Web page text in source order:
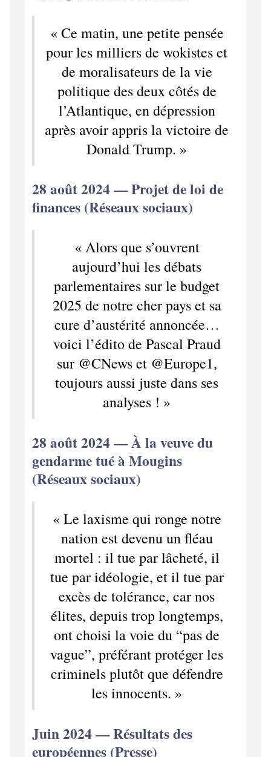
« Ce matin, une petite pensée
pour les milliers de wokistes et
de moralisateurs de la vie
politique des deux côtés de
l’Atlantique, en dépression
après avoir appris la victoire de
Donald Trump. »
28 août 2024 — Projet de loi de
finances (Réseaux sociaux)
« Alors que s’ouvrent
aujourd’hui les débats
parlementaires sur le budget
2025 de notre cher pays et sa
cure d’austérité annoncée…
voici l’édito de Pascal Praud
sur @CNews et @Europe1,
toujours aussi juste dans ses
analyses ! »
28 août 2024 — À la veuve du
gendarme tué à Mougins
(Réseaux sociaux)
« Le laxisme qui ronge notre
nation est devenu un fléau
mortel : il tue par lâcheté, il
tue par idéologie, et il tue par
excès de tolérance, car nos
élites, depuis trop longtemps,
ont choisi la voie du “pas de
vague”, préférant protéger les
criminels plutôt que défendre
les innocents. »
Juin 2024 — Résultats des
européennes (Presse)